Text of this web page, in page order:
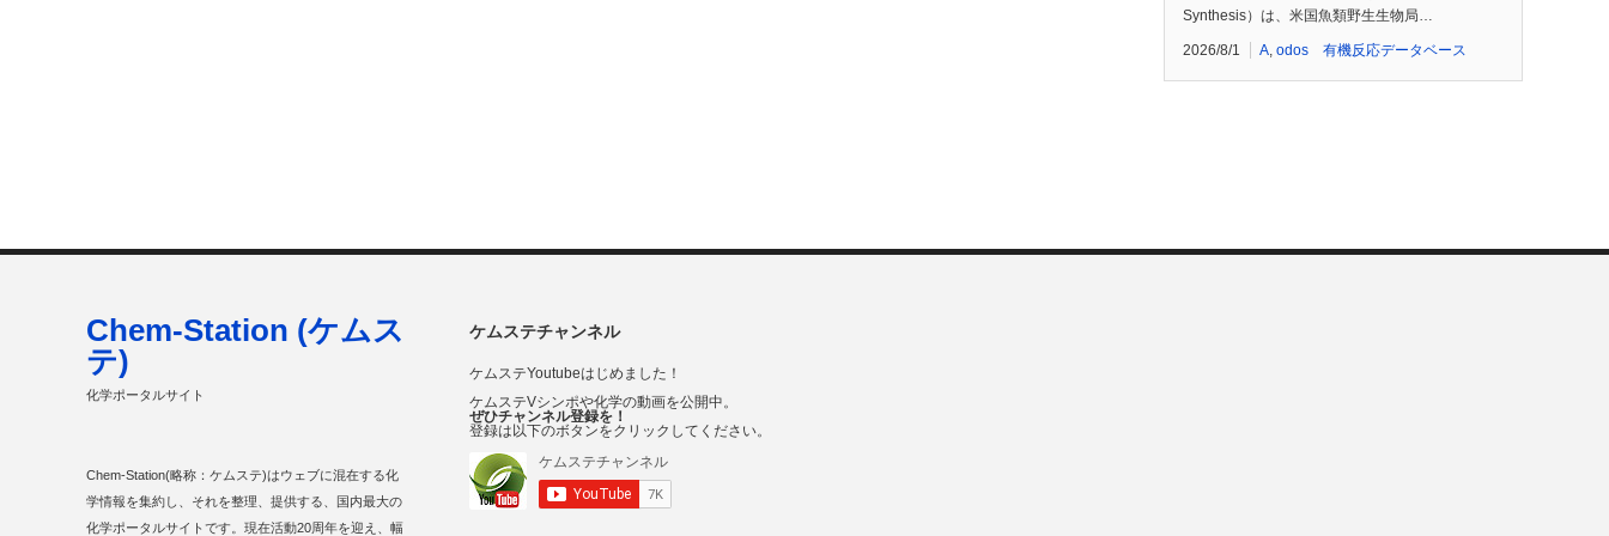
Synthesis）は、米国魚類野生生物局…
2026/8/1 A, odos 有機反応データベース
ケムステチャンネル
ケムステYoutubeはじめました！
ケムステVシンポや化学の動画を公開中。
ぜひチャンネル登録を！
登録は以下のボタンをクリックしてください。
Chem-Station (ケムス
テ)
化学ポータルサイト
Chem-Station(略称：ケムステ)はウェブに混在する化
学情報を集約し、それを整理、提供する、国内最大の
化学ポータルサイトです。現在活動20周年を迎え、幅